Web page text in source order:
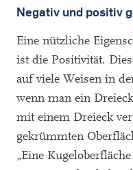
Negativ und positiv
Eine nützliche
ist die Positivität.
auf viele Weisen in
wenn man ein
mit einem Dreieck
gekrümmten
„Eine